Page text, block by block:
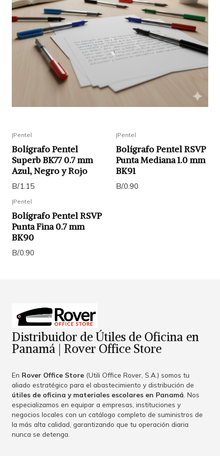
|Pentel
Bolígrafo Pentel
Superb BK77 0.7 mm
Azul, Negro y Rojo
B/.1.15
|Pentel
Bolígrafo Pentel RSVP
Punta Mediana 1.0 mm
BK91
B/.0.90
|Pentel
Bolígrafo Pentel RSVP
Punta Fina 0.7 mm
BK90
B/.0.90
Distribuidor de Útiles de Oficina en
Panamá | Rover Office Store
En Rover Office Store (Utili Office Rover, S.A.) somos tu
aliado estratégico para el abastecimiento y distribución de
útiles de oficina y materiales escolares en Panamá . Nos
especializamos en equipar a empresas, instituciones y
negocios locales con un catálogo completo de suministros de
la más alta calidad, garantizando que tu operación diaria
nunca se detenga.